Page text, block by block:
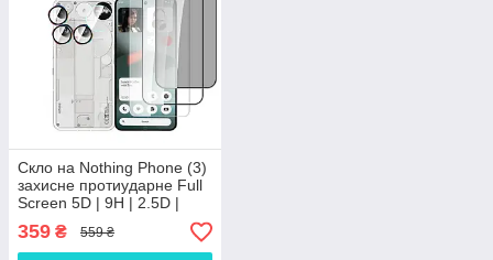
Скло на Nothing Phone (3)
захисне протиударне Full
Screen 5D | 9H | 2.5D |
Nano - покриття "HYPER"
359 ₴ 559 ₴